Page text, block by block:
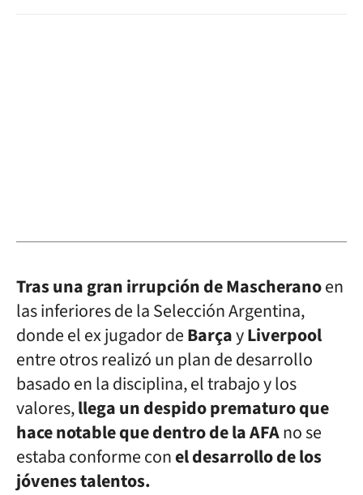
Tras una gran irrupción de Mascheranoen
las inferiores de la Selección Argentina,
donde el ex jugador deBarçayLiverpool
entre otros realizó un plan de desarrollo
basado en la disciplina, el trabajo y los
valores,llega un despido prematuro que
hace notable que dentro de la AFAno se
estaba conforme conel desarrollo de los
jóvenes talentos.